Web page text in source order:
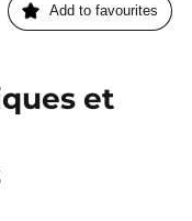
Add to favourites
et